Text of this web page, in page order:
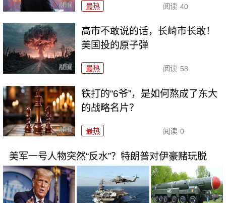
最热 阅读 40
高市不敢说的话，长崎市长敢！
美国投的原子弹
最热 阅读 58
铁打的“6爷”，是如何熬成了东大
的战略名片？
最热 阅读 0
美军一号人物突然“反水”？特朗普对伊豪赌玩脱